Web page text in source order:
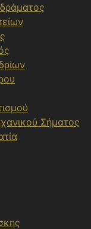
Σήματος